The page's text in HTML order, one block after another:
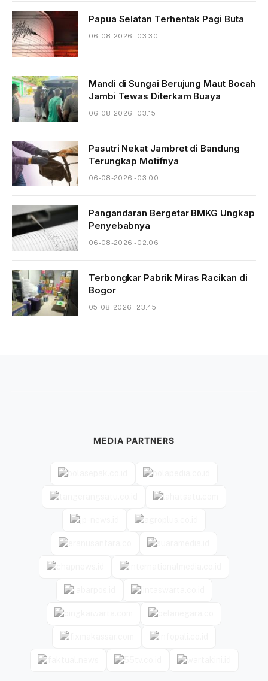
Papua Selatan Terhentak Pagi Buta
06-08-2026 - 03.30
Mandi di Sungai Berujung Maut Bocah
Jambi Tewas Diterkam Buaya
06-08-2026 - 03.15
Pasutri Nekat Jambret di Bandung
Terungkap Motifnya
06-08-2026 - 03.00
Pangandaran Bergetar BMKG Ungkap
Penyebabnya
06-08-2026 - 02.06
Terbongkar Pabrik Miras Racikan di
Bogor
05-08-2026 - 23.45
MEDIA PARTNERS